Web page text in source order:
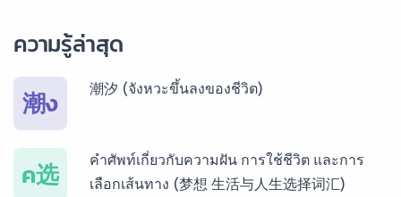
บริการรับแปลภาษากัมพูชา ราคาเริ่มต้น 150฿
บริการรับแปลภาษาเวียดนาม ราคาเริ่มต้น 150฿
ความรู้ล่าสุด
潮ง 潮汐 (จังหวะขึ้นลงของชีวิต)
ค选
คำศัพท์เกี่ยวกับความฝัน การใช้ชีวิต และการ
เลือกเส้นทาง (梦想 生活与人生选择词汇)